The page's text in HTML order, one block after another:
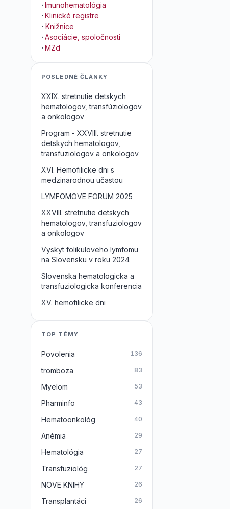
· Imunohematológia
· Klinické registre
· Knižnice
· Asociácie, spoločnosti
· MZd
POSLEDNÉ ČLÁNKY
XXIX. stretnutie detskych
hematologov, transfúziologov
a onkologov
Program - XXVIII. stretnutie
detskych hematologov,
transfuziologov a onkologov
XVI. Hemofilicke dni s
medzinarodnou učastou
LYMFOMOVE FORUM 2025
XXVIII. stretnutie detskych
hematologov, transfuziologov
a onkologov
Vyskyt folikuloveho lymfomu
na Slovensku v roku 2024
Slovenska hematologicka a
transfuziologicka konferencia
XV. hemofilicke dni
TOP TÉMY
Povolenia 136
tromboza 83
Myelom 53
Pharminfo 43
Hematoonkológ 40
Anémia 29
Hematológia 27
Transfuziológ 27
NOVE KNIHY 26
Transplantáci 26